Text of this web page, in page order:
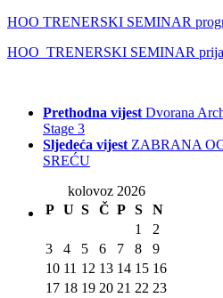
HOO TRENERSKI SEMINAR
HOO TRENERSKI SEMINAR
Prethodna vijest Dvorana
Stage 3
Sljedeća vijest ZABRANA
SREĆU
kolovoz 2026
P U S Č P S
N
1
2
3
4 5 6 7 8
9
10 11 12 13 14 15 16
17 18 19 20 21 22 23